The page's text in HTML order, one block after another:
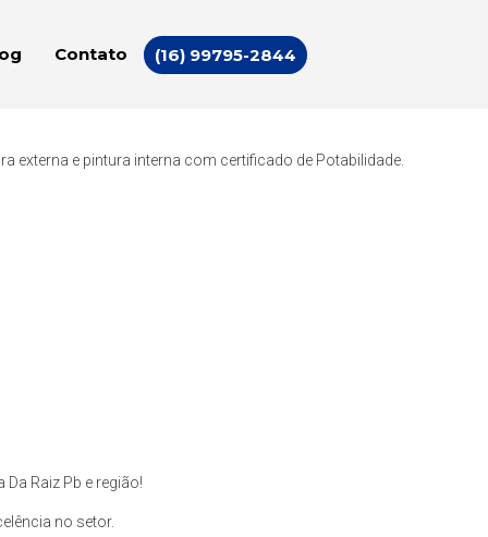
Contato (16) 99795-2844
e pintura interna com certificado de Potabilidade.
Raiz Pb e região!
no setor.